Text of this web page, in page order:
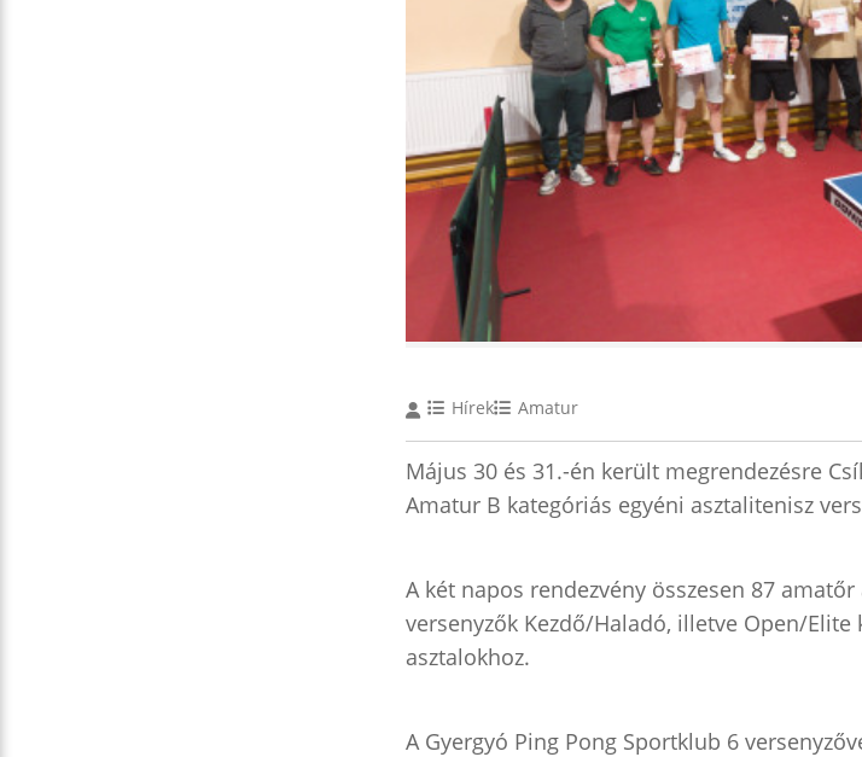
Hírek Amatur
Május 30 és 31.-én került megrendezésre
Amatur B kategóriás egyéni asztalitenisz
A két napos rendezvény összesen 87
versenyzők Kezdő/Haladó, illetve Open/
asztalokhoz.
A Gyergyó Ping Pong Sportklub 6